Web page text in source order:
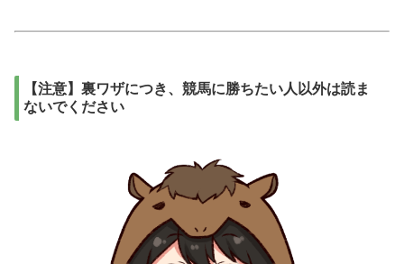
【注意】裏ワザにつき、競馬に勝ちたい人以外は読ま
ないでください